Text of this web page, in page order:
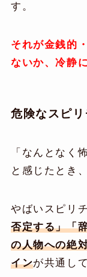
す。
それが金銭的
ないか、冷静
危険なスピ
「なんとなく
と感じたとき、
やばいスピリ
否定する」「
の人物への絶
インが共通し